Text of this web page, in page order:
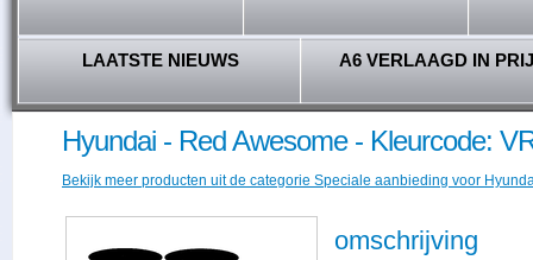
LAATSTE NIEUWS A6 VERLAAGD IN
Hyundai - Red Awesome - Kleurcode:
Bekijk meer producten uit de categorie Speciale aanbieding voor
omschrijving